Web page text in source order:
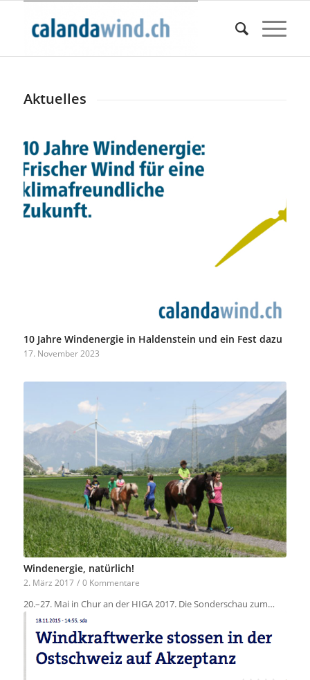
Aktuelles
10 Jahre Windenergie in Haldenstein und ein Fest dazu
17. November 2023
Windenergie, natürlich!
2. März 2017 / 0 Kommentare
20.–27. Mai in Chur an der HIGA 2017. Die Sonderschau zum…